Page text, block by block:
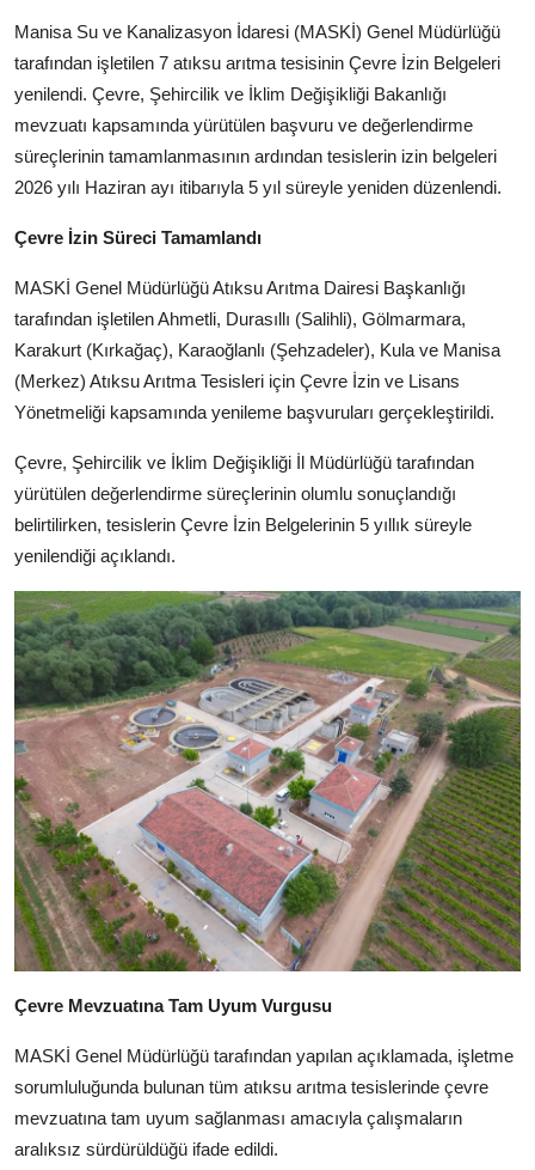
Kamu Kurumları ve Üst Kurullar
Manisa Su ve Kanalizasyon İdaresi (MASKİ) Genel Müdürlüğü
tarafından işletilen 7 atıksu arıtma tesisinin Çevre İzin Belgeleri
yenilendi. Çevre, Şehircilik ve İklim Değişikliği Bakanlığı
mevzuatı kapsamında yürütülen başvuru ve değerlendirme
süreçlerinin tamamlanmasının ardından tesislerin izin belgeleri
2026 yılı Haziran ayı itibarıyla 5 yıl süreyle yeniden düzenlendi.
Çevre İzin Süreci Tamamlandı
MASKİ Genel Müdürlüğü Atıksu Arıtma Dairesi Başkanlığı
tarafından işletilen Ahmetli, Durasıllı (Salihli), Gölmarmara,
Karakurt (Kırkağaç), Karaoğlanlı (Şehzadeler), Kula ve Manisa
(Merkez) Atıksu Arıtma Tesisleri için Çevre İzin ve Lisans
Yönetmeliği kapsamında yenileme başvuruları gerçekleştirildi.
Çevre, Şehircilik ve İklim Değişikliği İl Müdürlüğü tarafından
yürütülen değerlendirme süreçlerinin olumlu sonuçlandığı
belirtilirken, tesislerin Çevre İzin Belgelerinin 5 yıllık süreyle
yenilendiği açıklandı.
Çevre Mevzuatına Tam Uyum Vurgusu
MASKİ Genel Müdürlüğü tarafından yapılan açıklamada, işletme
sorumluluğunda bulunan tüm atıksu arıtma tesislerinde çevre
mevzuatına tam uyum sağlanması amacıyla çalışmaların
aralıksız sürdürüldüğü ifade edildi.